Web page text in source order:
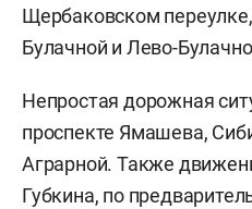
Щербаковском
Булачной и Лево-
Непростая дорожная
проспекте Ямашева,
Аграрной. Также
Губкина, по